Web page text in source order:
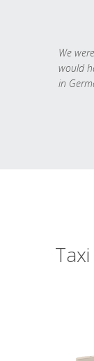
We
would
in
Taxi